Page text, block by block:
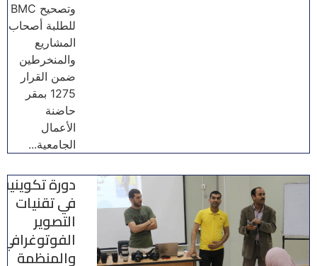
وتصحيح BMC
للطلبة أصحاب
المشاريع
والمنخرطين
ضمن القرار
1275 بمقر
حاضنة
الأعمال
الجامعية...
دورة تكوينية
في تقنيات
التصوير
الفوتوغرافي
والمنظمة